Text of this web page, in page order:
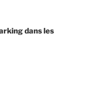
dans les